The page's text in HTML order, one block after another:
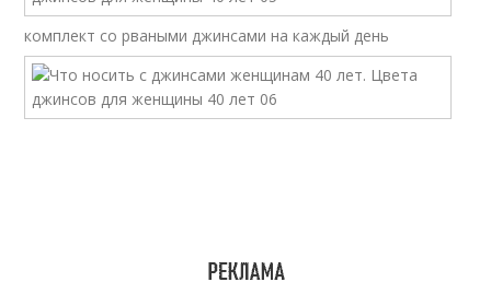
комплект со рваными джинсами на каждый день